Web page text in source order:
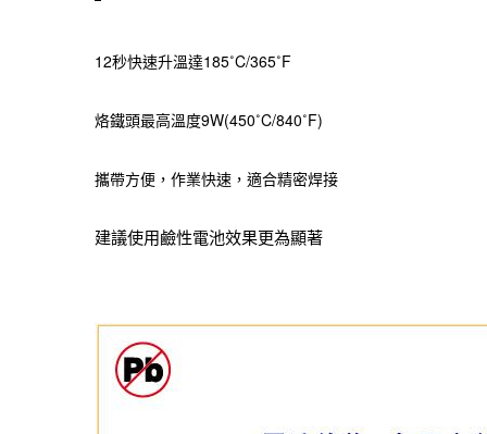
12秒快速升溫達185˚C/365˚F
烙鐵頭最高溫度9W(450˚C/840˚F)
攜帶方便，作業快速，適合精密焊接
建議使用鹼性電池效果更為顯著